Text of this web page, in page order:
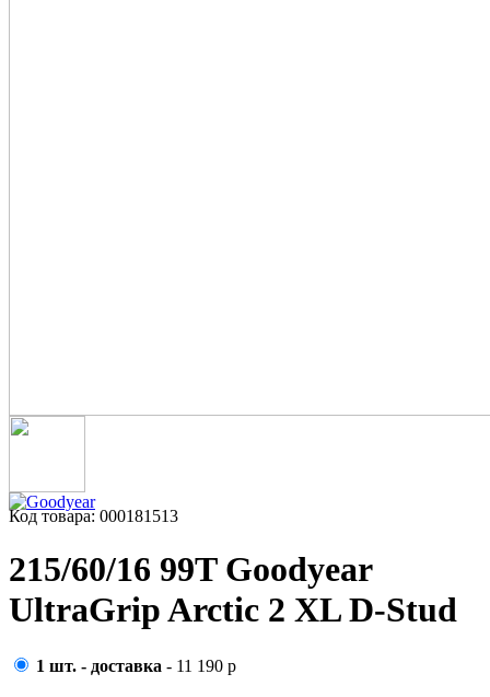
Код товара: 000181513
215/60/16 99T Goodyear
UltraGrip Arctic 2 XL D-Stud
1 шт. - доставка - 11 190 р